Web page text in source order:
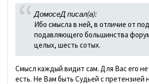
ДомосеД писал(а):
Ибо смысла в ней, в отличие от
подавляющего большинства
целых, шесть сотых.
Смысл каждый видит сам. Для Вас его
есть. Не Вам быть Судьей с претензией